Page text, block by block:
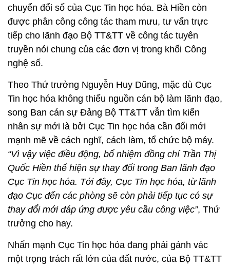
chuyển đổi số của Cục Tin học hóa. Bà Hiền còn
được phân công công tác tham mưu, tư vấn trực
tiếp cho lãnh đạo Bộ TT&TT về công tác tuyên
truyền nói chung của các đơn vị trong khối Công
nghệ số.
Theo Thứ trưởng Nguyễn Huy Dũng, mặc dù Cục
Tin học hóa không thiếu nguồn cán bộ làm lãnh đạo,
song Ban cán sự Đảng Bộ TT&TT vẫn tìm kiến
nhân sự mới là bởi Cục Tin học hóa cần đổi mới
mạnh mẽ về cách nghĩ, cách làm, tổ chức bộ máy.
“Vì vậy việc điều động, bổ nhiệm đồng chí Trần Thị
Quốc Hiền thể hiện sự thay đổi trong Ban lãnh đạo
Cục Tin học hóa. Tới đây, Cục Tin học hóa, từ lãnh
đạo Cục đến các phòng sẽ còn phải tiếp tục có sự
thay đổi mới đáp ứng được yêu cầu công việc”, Thứ
trưởng cho hay.
Nhấn mạnh Cục Tin học hóa đang phải gánh vác
một trọng trách rất lớn của đất nước, của Bộ TT&TT